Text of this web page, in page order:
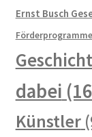
Vorstand
Zielsetzung
Ernst Busch
Förderprogramme
dabei
Künstler